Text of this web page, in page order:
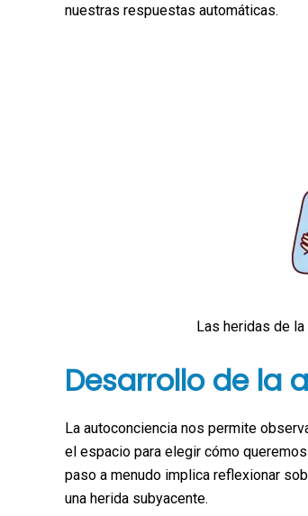
nuestras respuestas automáticas.
Las heridas de
Desarrollo de la
La autoconciencia nos permite
el espacio para elegir cómo
paso a menudo implica reflexionar
una herida subyacente.